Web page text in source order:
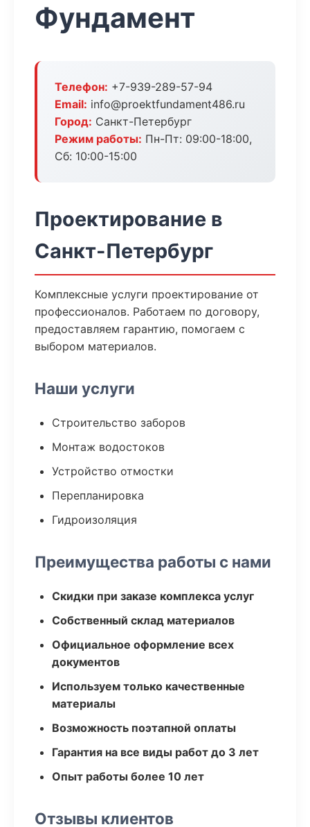
Фундамент
Телефон: +7-939-289-57-94
Email: info@proektfundament486.ru
Город: Санкт-Петербург
Режим работы: Пн-Пт: 09:00-18:00,
Сб: 10:00-15:00
Проектирование в
Санкт-Петербург
Комплексные услуги проектирование от
профессионалов. Работаем по договору,
предоставляем гарантию, помогаем с
выбором материалов.
Наши услуги
Строительство заборов
Монтаж водостоков
Устройство отмостки
Перепланировка
Гидроизоляция
Преимущества работы с нами
Скидки при заказе комплекса услуг
Собственный склад материалов
Официальное оформление всех
документов
Используем только качественные
материалы
Возможность поэтапной оплаты
Гарантия на все виды работ до 3 лет
Опыт работы более 10 лет
Отзывы клиентов